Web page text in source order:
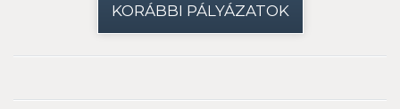
KORÁBBI PÁLYÁZATOK